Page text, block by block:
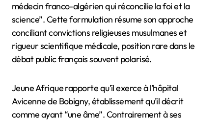
médecin franco-algérien qui réconcilie la foi et la
science”. Cette formulation résume son approche
conciliant convictions religieuses musulmanes et
rigueur scientifique médicale, position rare dans le
débat public français souvent polarisé.
Jeune Afrique rapporte qu’il exerce à l’hôpital
Avicenne de Bobigny, établissement qu’il décrit
comme ayant “une âme”. Contrairement à ses